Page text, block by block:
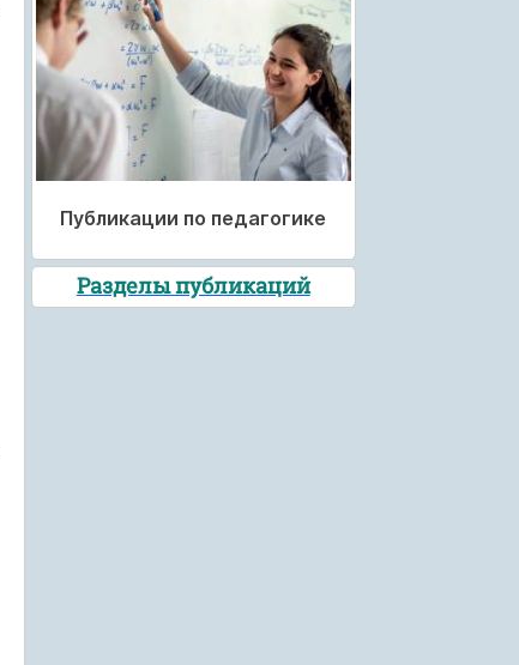
Публикации по педагогике
Разделы публикаций